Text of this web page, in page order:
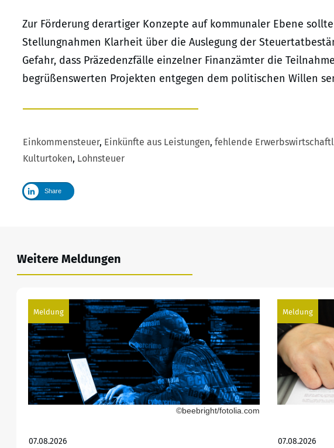
Zur Förderung derartiger Konzepte auf kommunaler Ebene
Stellungnahmen Klarheit über die Auslegung der
Gefahr, dass Präzedenzfälle einzelner Finanzämter die
begrüßenswerten Projekten entgegen dem politischen Willen
Einkommensteuer, Einkünfte aus Leistungen, fehlende
Kulturtoken, Lohnsteuer
Share
Weitere Meldungen
Meldung
©beebright/fotolia.com
07.08.2026
Meldung
07.08.2026